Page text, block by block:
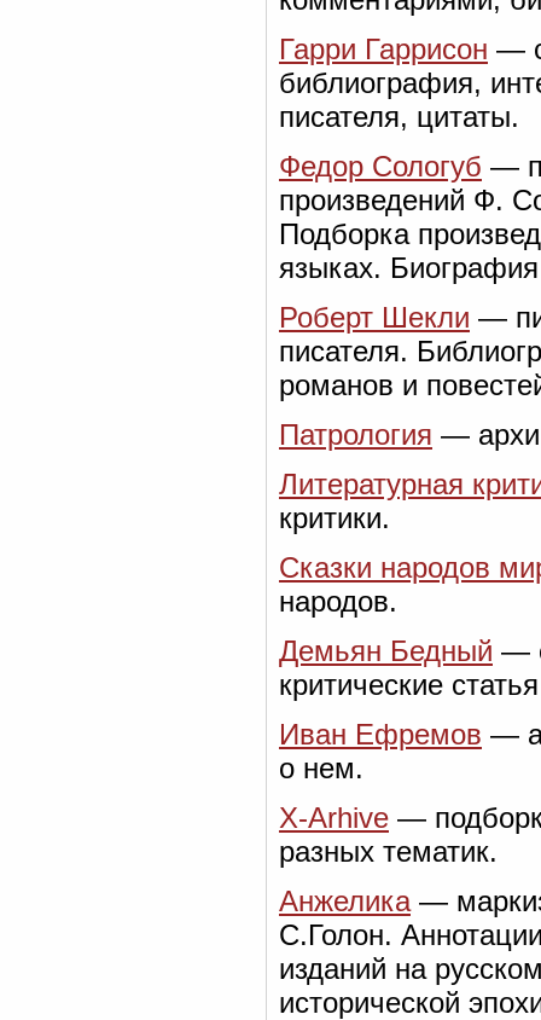
Гарри Гаррисон —
библиография,
писателя, цитаты.
Федор Сологуб —
произведений Ф.
Подборка
языках.
Роберт Шекли —
писателя.
романов и
Патрология —
Литературная
критики.
Сказки народов
народов.
Демьян Бедный —
критические
Иван Ефремов —
о нем.
X-Arhive —
разных тематик.
Анжелика—
С.Голон.
изданий на
исторической